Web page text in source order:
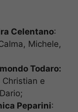
Celentano:
Michele,
Todaro:
Christian e
Peparini: